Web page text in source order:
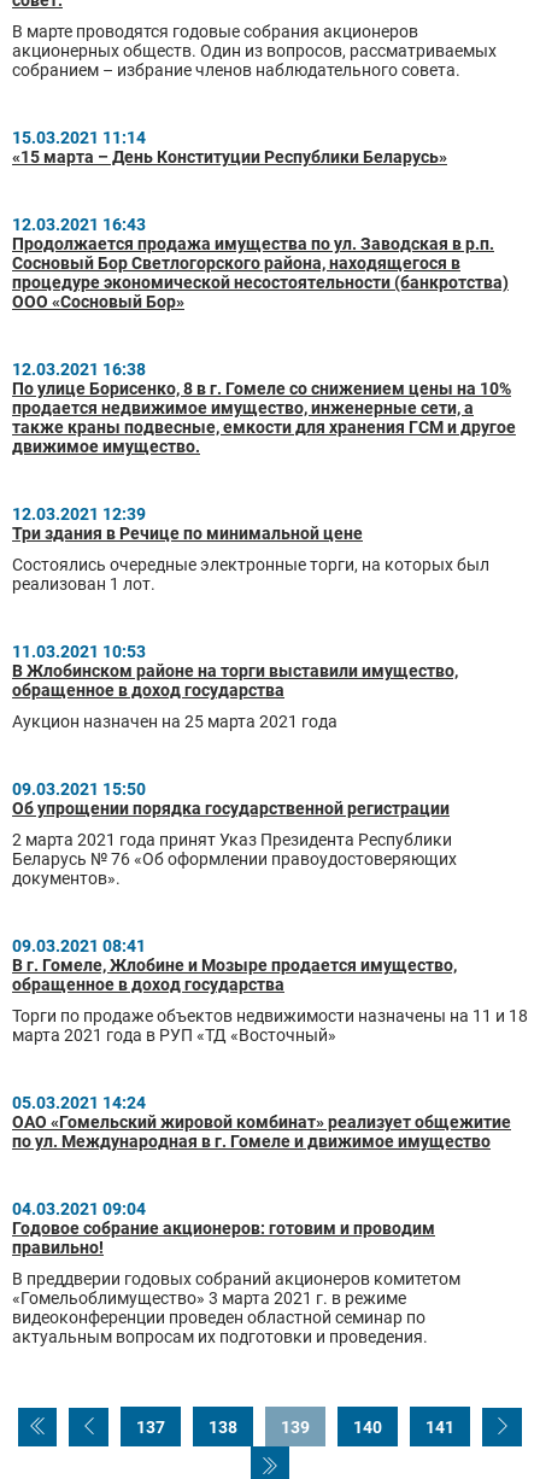
В марте проводятся годовые собрания акционеров
акционерных обществ. Один из вопросов, рассматриваемых
собранием – избрание членов наблюдательного совета.
15.03.2021 11:14
«15 марта – День Конституции Республики Беларусь»
12.03.2021 16:43
Продолжается продажа имущества по ул. Заводская в р.п.
Сосновый Бор Светлогорского района, находящегося в
процедуре экономической несостоятельности (банкротства)
ООО «Сосновый Бор»
12.03.2021 16:38
По улице Борисенко, 8 в г. Гомеле со снижением цены на 10%
продается недвижимое имущество, инженерные сети, а
также краны подвесные, емкости для хранения ГСМ и другое
движимое имущество.
12.03.2021 12:39
Три здания в Речице по минимальной цене
Состоялись очередные электронные торги, на которых был
реализован 1 лот.
11.03.2021 10:53
В Жлобинском районе на торги выставили имущество,
обращенное в доход государства
Аукцион назначен на 25 марта 2021 года
09.03.2021 15:50
Об упрощении порядка государственной регистрации
2 марта 2021 года принят Указ Президента Республики
Беларусь № 76 «Об оформлении правоудостоверяющих
документов».
09.03.2021 08:41
В г. Гомеле, Жлобине и Мозыре продается имущество,
обращенное в доход государства
Торги по продаже объектов недвижимости назначены на 11 и 18
марта 2021 года в РУП «ТД «Восточный»
05.03.2021 14:24
ОАО «Гомельский жировой комбинат» реализует общежитие
по ул. Международная в г. Гомеле и движимое имущество
04.03.2021 09:04
Годовое собрание акционеров: готовим и проводим
правильно!
В преддверии годовых собраний акционеров комитетом
«Гомельоблимущество» 3 марта 2021 г. в режиме
видеоконференции проведен областной семинар по
актуальным вопросам их подготовки и проведения.
137 138 139 140 141